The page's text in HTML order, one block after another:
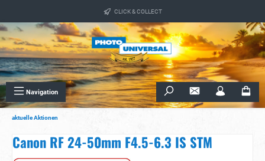
CLICK & COLLECT
Navigation
aktuelle Aktionen
Canon RF 24-50mm F4.5-6.3 IS STM